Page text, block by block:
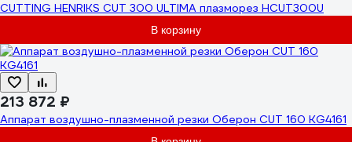
CUTTING HENRIKS CUT 300 ULTIMA плазморез HCUT300U
В корзину
213 872 ₽
Аппарат воздушно-плазменной резки Оберон CUT 160 KG4161